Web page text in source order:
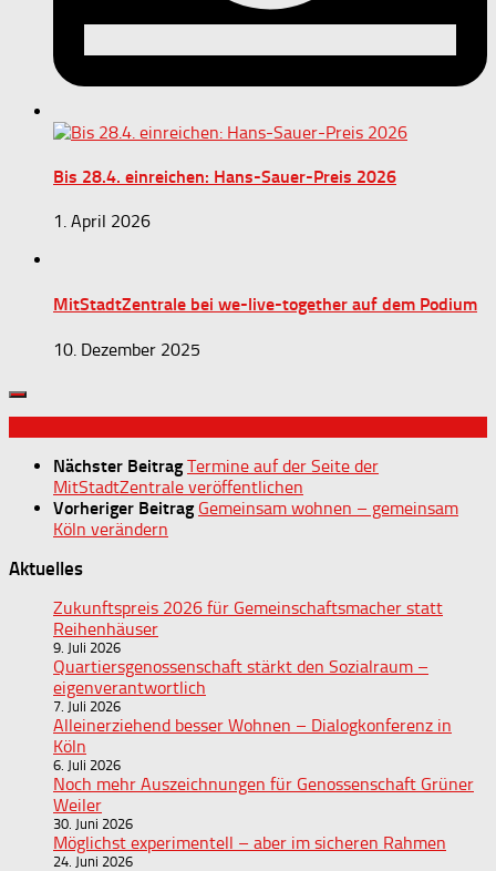
Bis 28.4. einreichen: Hans-Sauer-Preis 2026
1. April 2026
MitStadtZentrale bei we-live-together auf dem Podium
10. Dezember 2025
Nächster Beitrag Termine auf der Seite der
MitStadtZentrale veröffentlichen
Vorheriger Beitrag Gemeinsam wohnen – gemeinsam
Köln verändern
Aktuelles
Zukunftspreis 2026 für Gemeinschaftsmacher statt
Reihenhäuser
9. Juli 2026
Quartiersgenossenschaft stärkt den Sozialraum –
eigenverantwortlich
7. Juli 2026
Alleinerziehend besser Wohnen – Dialogkonferenz in
Köln
6. Juli 2026
Noch mehr Auszeichnungen für Genossenschaft Grüner
Weiler
30. Juni 2026
Möglichst experimentell – aber im sicheren Rahmen
24. Juni 2026